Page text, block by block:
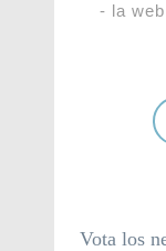
- la
Vota los